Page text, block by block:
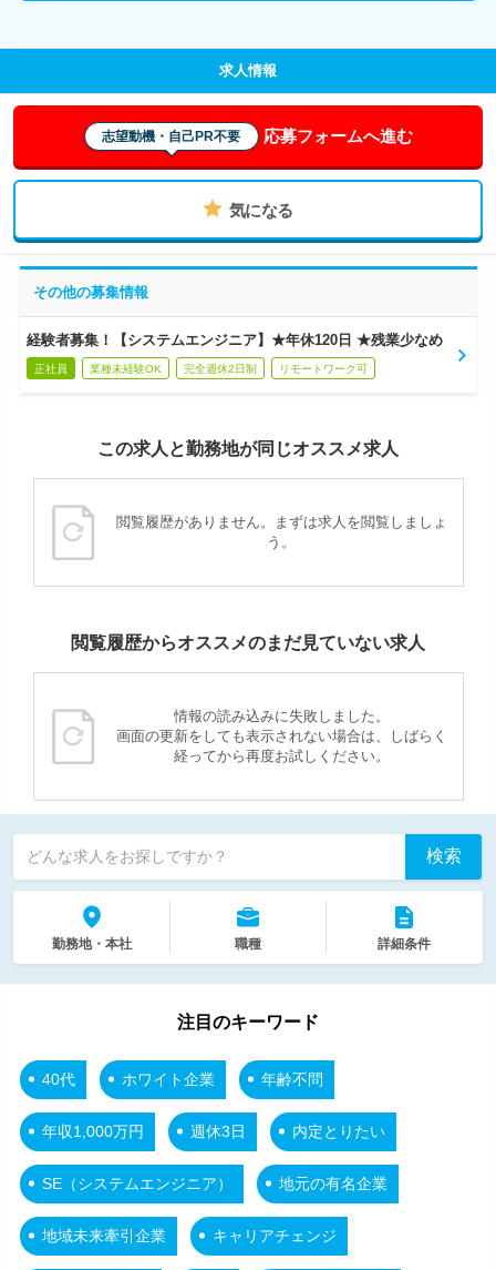
求人情報
志望動機・自己PR不要 応募フォームへ進む
気になる
その他の募集情報
経験者募集！【システムエンジニア】★年休120日 ★残業少なめ
正社員 業種未経験OK 完全週休2日制 リモートワーク可
この求人と勤務地が同じオススメ求人
閲覧履歴がありません。まずは求人を閲覧しましょ
う。
閲覧履歴からオススメのまだ見ていない求人
情報の読み込みに失敗しました。
画面の更新をしても表示されない場合は、しばらく
経ってから再度お試しください。
どんな求人をお探しですか？ 検索
勤務地・本社 職種 詳細条件
注目のキーワード
40代 ホワイト企業 年齢不問
年収1,000万円 週休3日 内定とりたい
SE（システムエンジニア） 地元の有名企業
地域未来牽引企業 キャリアチェンジ